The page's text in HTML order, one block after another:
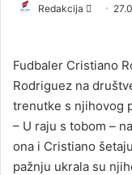
Redakcija
d
a
n
e
m
a
Fudbaler Cristiano
Rodriguez na
trenutke s njihovog
– U raju s tobom –
ona i Cristiano
pažnju ukrala su